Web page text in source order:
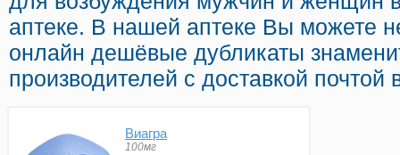
аптеке. В нашей аптеке Вы можете
онлайн дешёвые дубликаты
производителей с доставкой почтой
Виагра
100мг